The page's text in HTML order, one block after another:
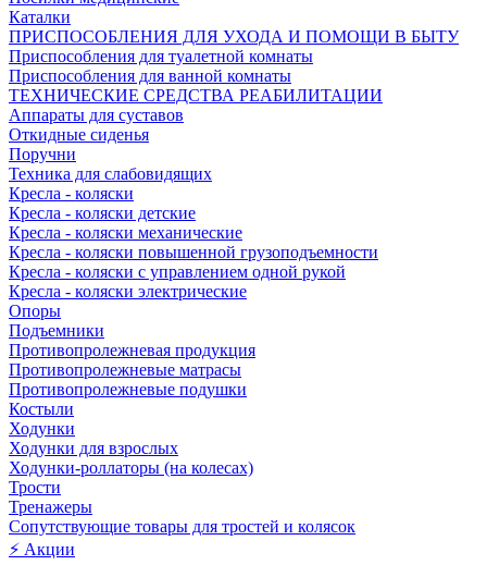
Каталки
ПРИСПОСОБЛЕНИЯ ДЛЯ УХОДА И ПОМОЩИ В БЫТУ
Приспособления для туалетной комнаты
Приспособления для ванной комнаты
ТЕХНИЧЕСКИЕ СРЕДСТВА РЕАБИЛИТАЦИИ
Аппараты для суставов
Откидные сиденья
Поручни
Техника для слабовидящих
Кресла - коляски
Кресла - коляски детские
Кресла - коляски механические
Кресла - коляски повышенной грузоподъемности
Кресла - коляски с управлением одной рукой
Кресла - коляски электрические
Опоры
Подъемники
Противопролежневая продукция
Противопролежневые матрасы
Противопролежневые подушки
Костыли
Ходунки
Ходунки для взрослых
Ходунки-роллаторы (на колесах)
Трости
Тренажеры
Сопутствующие товары для тростей и колясок
⚡ Акции